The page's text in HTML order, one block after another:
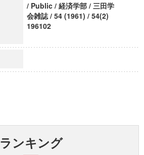
/ Public / 経済学部 / 三田学
会雑誌 / 54 (1961) / 54(2)
196102
ランキング